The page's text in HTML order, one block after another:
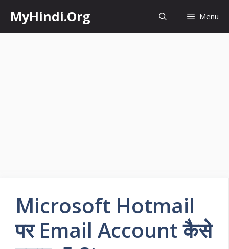
content
MyHindi.Org Menu
Microsoft Hotmail
पर Email Account कैसे